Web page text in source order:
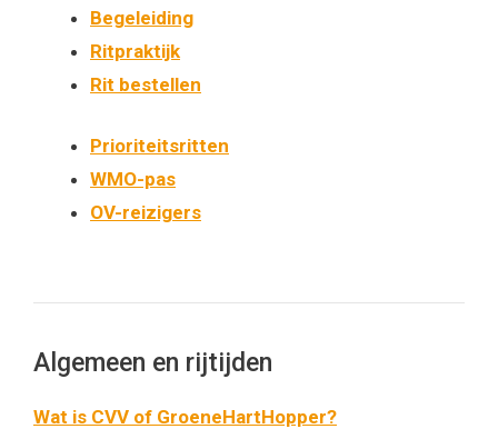
Begeleiding
Ritpraktijk
Rit bestellen
Prioriteitsritten
WMO-pas
OV-reizigers
Algemeen en rijtijden
Wat is CVV of GroeneHartHopper?